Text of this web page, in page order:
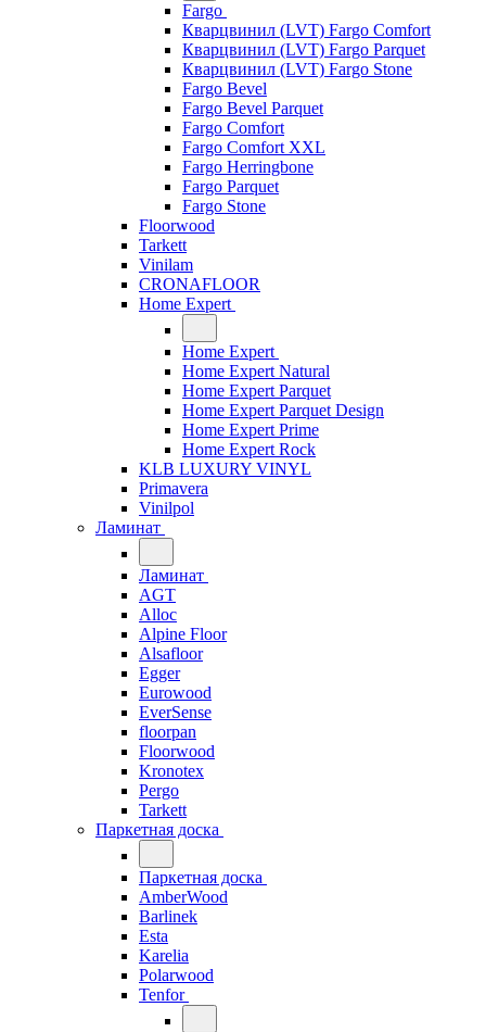
Fargo
Кварцвинил (LVT) Fargo Comfort
Кварцвинил (LVT) Fargo Parquet
Кварцвинил (LVT) Fargo Stone
Fargo Bevel
Fargo Bevel Parquet
Fargo Comfort
Fargo Comfort XXL
Fargo Herringbone
Fargo Parquet
Fargo Stone
Floorwood
Tarkett
Vinilam
CRONAFLOOR
Home Expert
Home Expert
Home Expert Natural
Home Expert Parquet
Home Expert Parquet Design
Home Expert Prime
Home Expert Rock
KLB LUXURY VINYL
Primavera
Vinilpol
Ламинат
Ламинат
AGT
Alloc
Alpine Floor
Alsafloor
Egger
Eurowood
EverSense
floorpan
Floorwood
Kronotex
Pergo
Tarkett
Паркетная доска
Паркетная доска
AmberWood
Barlinek
Esta
Karelia
Polarwood
Tenfor